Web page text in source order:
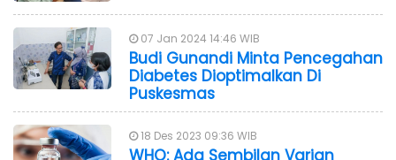
07 Jan 2024 14:46 WIB
Budi Gunandi Minta Pencegahan
Diabetes Dioptimalkan Di
Puskesmas
18 Des 2023 09:36 WIB
WHO: Ada Sembilan Varian